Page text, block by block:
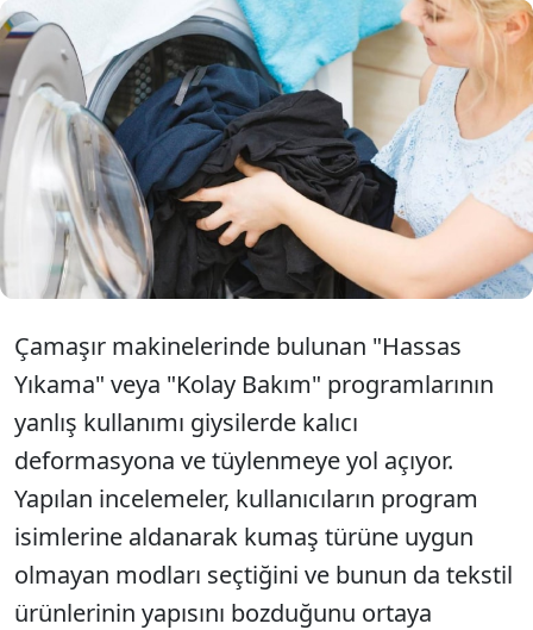
Uzmanlar, yaygın olarak kullanılan bu
programın kumaşları deforme ettiğini ve
kıyafetlerin ömrünü kısalttığını belirterek doğru
kullanım kriterlerini açıkladı. Yıkama
alışkanlıklarındaki bu hata, doğrudan
gardırobunuzdaki giysilerin yıpranma hızını
belirliyor.
Çamaşır makinelerinde bulunan "Hassas
Yıkama" veya "Kolay Bakım" programlarının
yanlış kullanımı giysilerde kalıcı
deformasyona ve tüylenmeye yol açıyor.
Yapılan incelemeler, kullanıcıların program
isimlerine aldanarak kumaş türüne uygun
olmayan modları seçtiğini ve bunun da tekstil
ürünlerinin yapısını bozduğunu ortaya